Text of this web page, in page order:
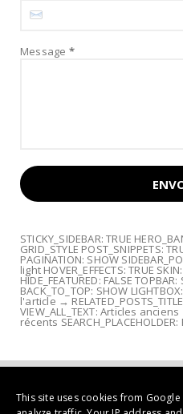
Message *
STICKY_SIDEBAR: TRUE
GRID_STYLE POST_SNIPPETS:
PAGINATION: SHOW
light HOVER_EFFECTS: TRUE
HIDE_FEATURED: FALSE
BACK_TO_TOP: SHOW
l'article →
VIEW_ALL_TEXT: Articles
récents
This site uses cookies from